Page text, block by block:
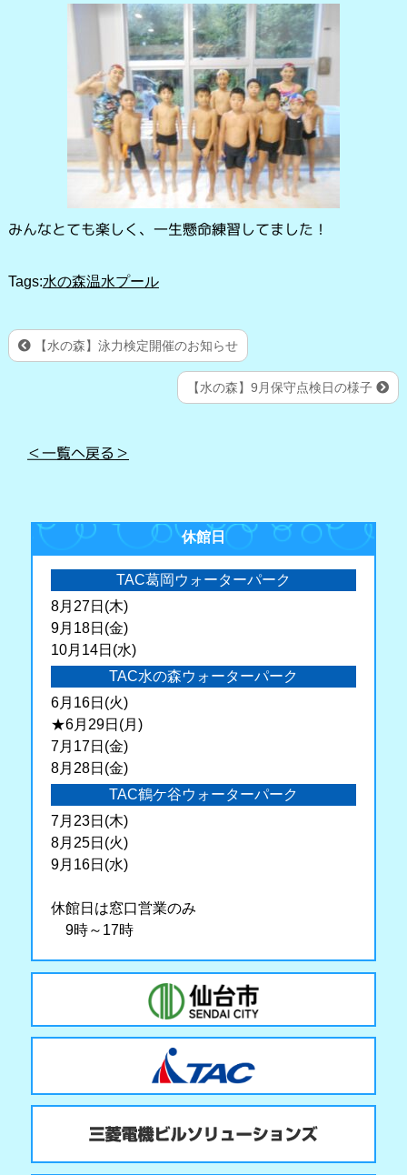
みんなとても楽しく、一生懸命練習してました！
Tags:水の森温水プール
【水の森】泳力検定開催のお知らせ
【水の森】9月保守点検日の様子
＜一覧へ戻る＞
休館日
TAC葛岡ウォーターパーク
8月27日(木)
9月18日(金)
10月14日(水)
TAC水の森ウォーターパーク
6月16日(火)
★6月29日(月)
7月17日(金)
8月28日(金)
TAC鶴ケ谷ウォーターパーク
7月23日(木)
8月25日(火)
9月16日(水)
休館日は窓口営業のみ
9時～17時